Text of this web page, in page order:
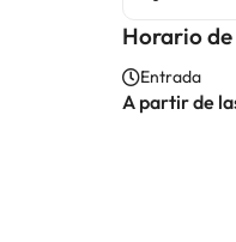
Horario
Entrada
A partir de